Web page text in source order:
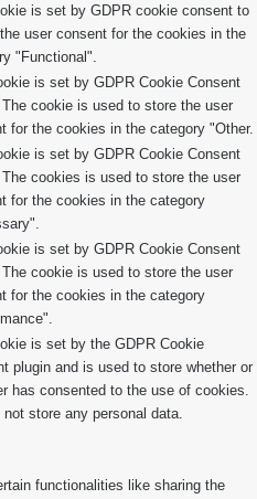
is set by GDPR cookie consent to
user consent for the cookies in the
"Functional".
is set by GDPR Cookie Consent
cookie is used to store the user
for the cookies in the category "Other.
is set by GDPR Cookie Consent
cookies is used to store the user
for the cookies in the category
is set by GDPR Cookie Consent
cookie is used to store the user
for the cookies in the category
is set by the GDPR Cookie
plugin and is used to store whether or
has consented to the use of cookies.
not store any personal data.
functionalities like sharing the